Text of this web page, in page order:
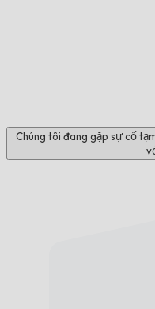
Chúng tôi đang gặp sự cố